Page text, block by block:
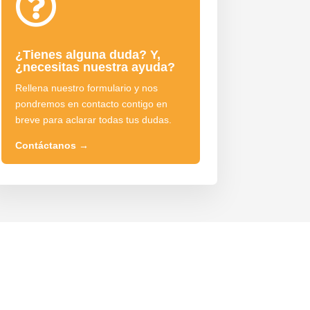
¿Tienes alguna duda? Y,
¿necesitas nuestra ayuda?
Rellena nuestro formulario y nos
pondremos en contacto contigo en
breve para aclarar todas tus dudas.
Contáctanos →